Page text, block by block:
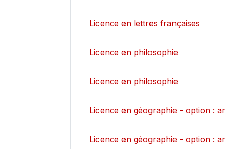
Licence en lettres françaises
Licence en philosophie
Licence en philosophie
Licence en géographie - option :
Licence en géographie - option :